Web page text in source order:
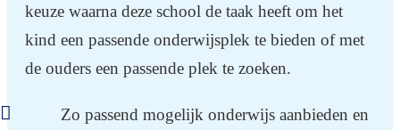
keuze waarna deze school de taak heeft om het
kind een passende onderwijsplek te bieden of met
de ouders een passende plek te zoeken.
Zo passend mogelijk onderwijs aanbieden en